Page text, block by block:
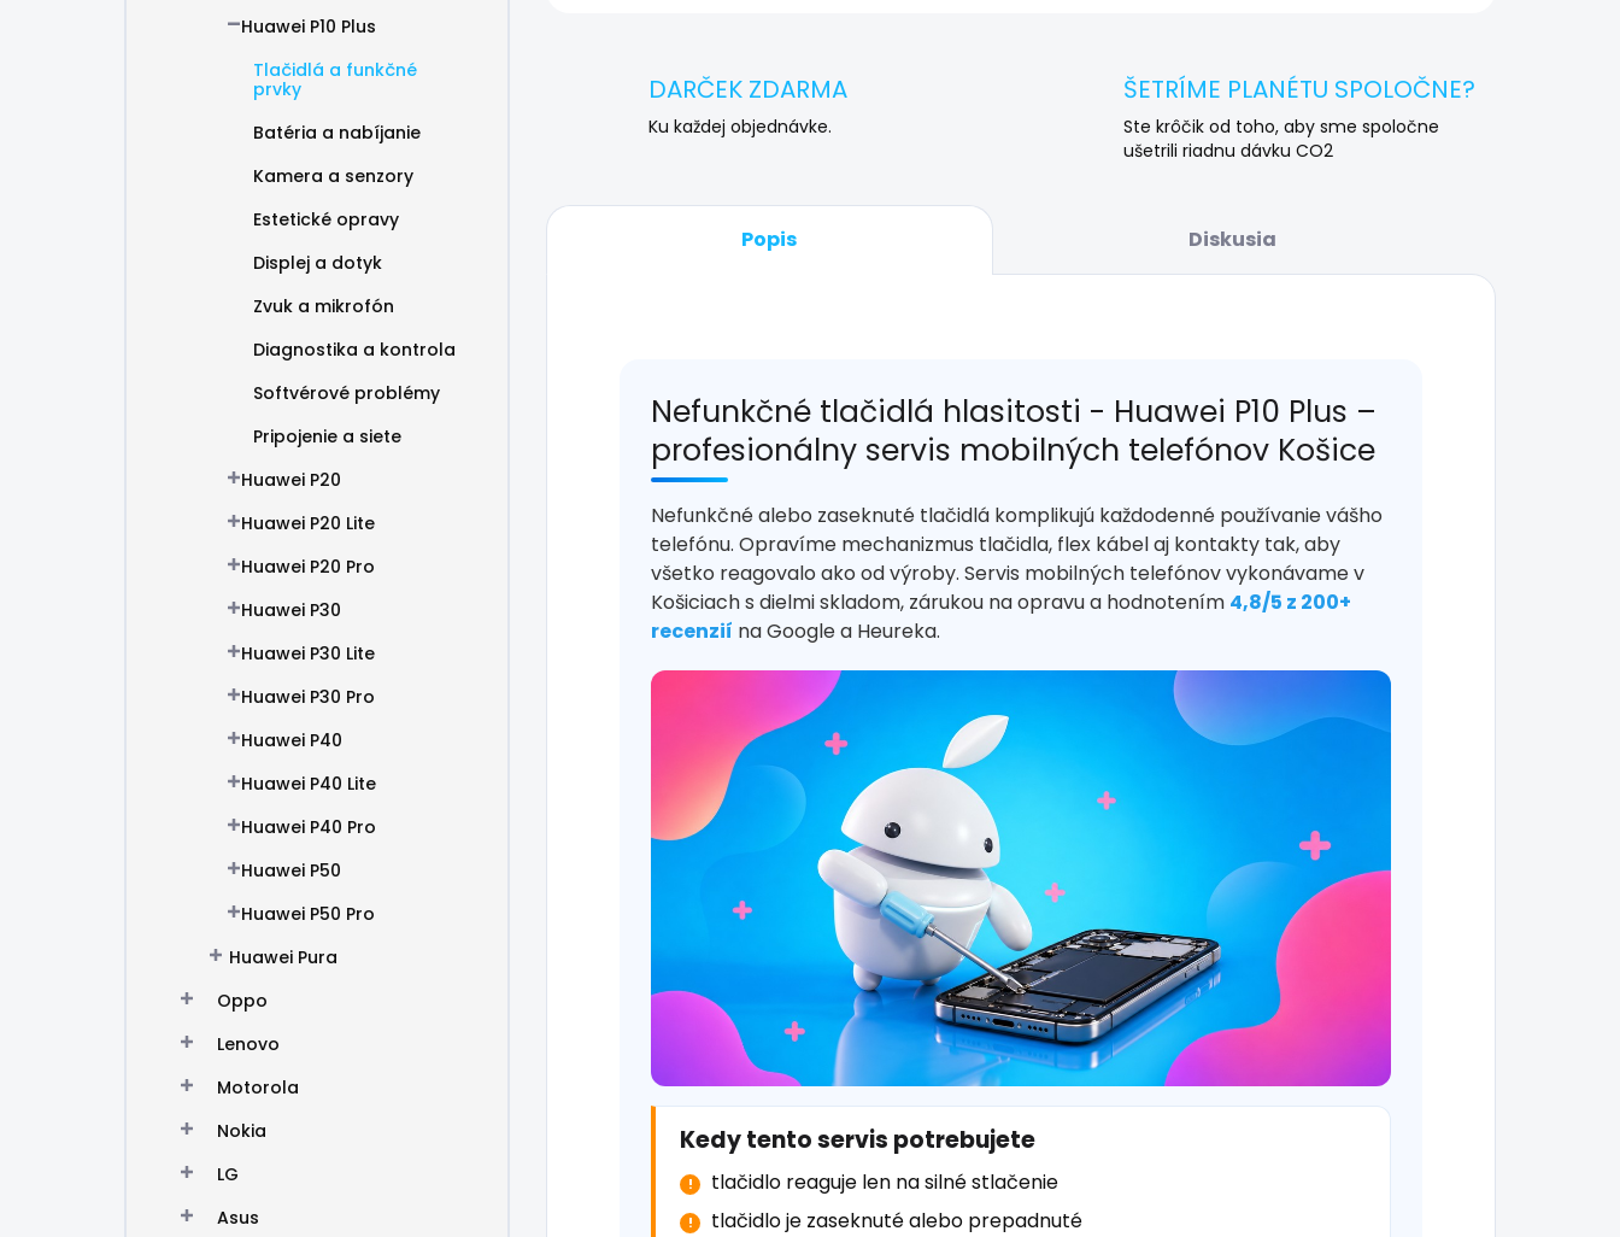
Huawei P10 Plus
Tlačidlá a funkčné
prvky
Batéria a nabíjanie
Kamera a senzory
Estetické opravy
Displej a dotyk
Zvuk a mikrofón
Diagnostika a kontrola
Softvérové problémy
Pripojenie a siete
Huawei P20
Huawei P20 Lite
Huawei P20 Pro
Huawei P30
Huawei P30 Lite
Huawei P30 Pro
Huawei P40
Huawei P40 Lite
Huawei P40 Pro
Huawei P50
Huawei P50 Pro
Huawei Pura
Oppo
Lenovo
Motorola
Nokia
LG
Asus
DARČEK ZDARMA
Ku každej objednávke.
ŠETRÍME PLANÉTU SPOLOČNE?
Ste krôčik od toho, aby sme spoločne
ušetrili riadnu dávku CO2
Popis Diskusia
Nefunkčné tlačidlá hlasitosti - Huawei P10 Plus –
profesionálny servis mobilných telefónov Košice
Nefunkčné alebo zaseknuté tlačidlá komplikujú každodenné používanie vášho
telefónu. Opravíme mechanizmus tlačidla, flex kábel aj kontakty tak, aby
všetko reagovalo ako od výroby. Servis mobilných telefónov vykonávame v
Košiciach s dielmi skladom, zárukou na opravu a hodnotením 4,8/5 z 200+
recenzií na Google a Heureka.
Kedy tento servis potrebujete
tlačidlo reaguje len na silné stlačenie
tlačidlo je zaseknuté alebo prepadnuté